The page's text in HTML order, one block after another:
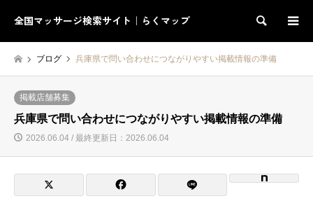
全国マッサージ検索サイト｜らくマップ 検索
ブログ 兵庫県で問い合わせにつながりやすい掲載情報の準備
掲載店舗募集
兵庫県で問い合わせにつながりやすい掲載情報の準備
2026.06.04 / 最終更新日：2026.06.04